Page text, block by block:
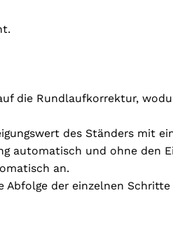
die Rundlaufkorrektur,
des Ständers mit
automatisch und ohne den
an.
der einzelnen